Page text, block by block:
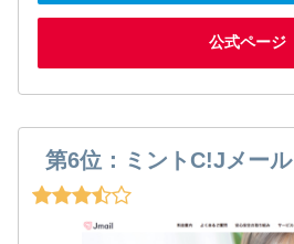
公式ページ
第6位：ミントC!Jメール